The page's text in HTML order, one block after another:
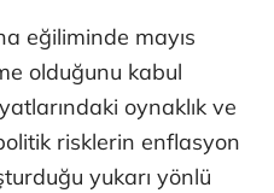
eğiliminde mayıs
olduğunu kabul
oynaklık ve
risklerin enflasyon
yukarı yönlü